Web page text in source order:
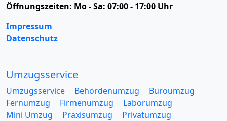
Öffnungszeiten: Mo - Sa: 07:00 - 17:00 Uhr
Impressum
Datenschutz
Umzugsservice
Umzugsservice Behördenumzug
Büroumzug
Fernumzug
Firmenumzug
Laborumzug
Mini Umzug
Praxisumzug
Privatumzug